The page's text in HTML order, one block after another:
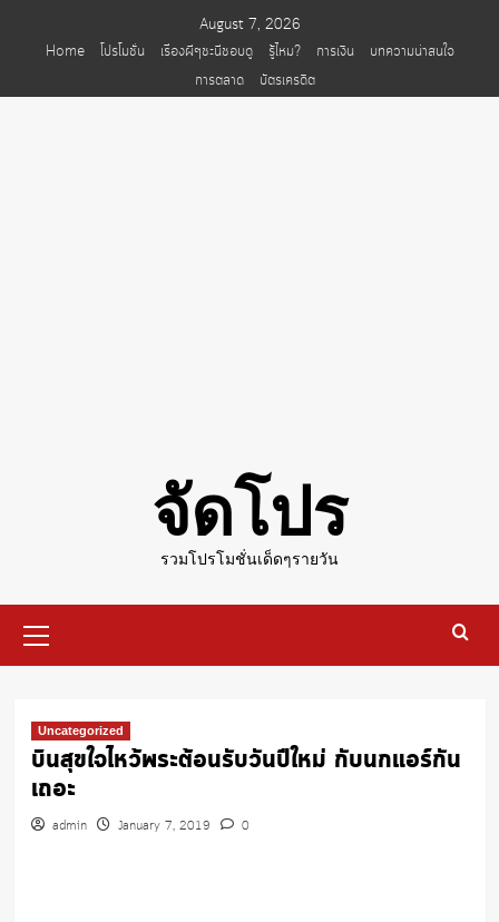
August 7, 2026
Home
โปรโมชั่น เรื่องผีๆชะนีชอบดู รู้ไหม? การเงิน
บทความน่าสนใจ
การตลาด
บัตรเครดิต
จัดโปร
รวมโปรโมชั่นเด็ดๆรายวัน
Menu
Uncategorized
บินสุขใจไหว้พระต้อนรับวันปีใหม่ กับนกแอร์กัน
เถอะ
admin January 7, 2019 0